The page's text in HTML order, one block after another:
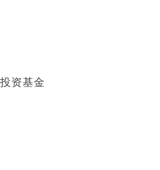
资基金